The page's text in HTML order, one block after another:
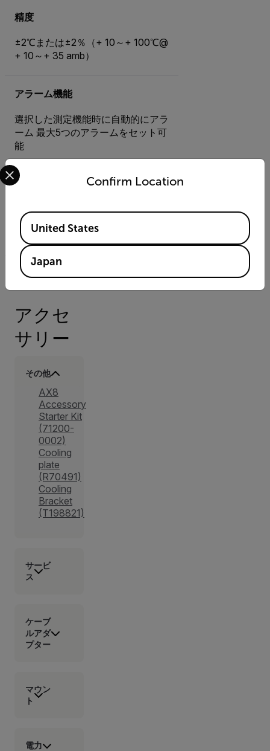
精度
±2℃または±2％（+ 10～+ 100℃@
+ 10～+ 35 amb）
アラーム機能
選択した測定機能時に自動的にアラ
ーム 最大5つのアラームをセット可
能
アラーム出力
デジタルアウト、店舗イメージ、フ
ァイル送信（ftp）、電子メール
（SMTP）、通知
アクセ
サリー
その他
AX8
Accessory
Starter Kit
(71200-
0002)
Cooling
plate
(R70491)
Cooling
Bracket
(T198821)
サービ
ス
ケーブ
ルアダ
プター
マウン
ト
電力
Confirm Location
Select your preferred country and language from the
Available Locations
United States
Japan